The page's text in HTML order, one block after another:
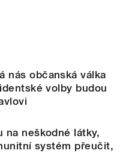
nás občanská válka
volby budou
na neškodné látky,
systém přeučit,